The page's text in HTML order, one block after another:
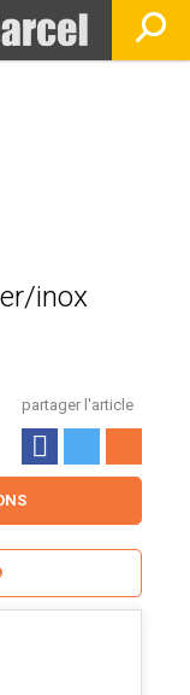
inox
partager l'article